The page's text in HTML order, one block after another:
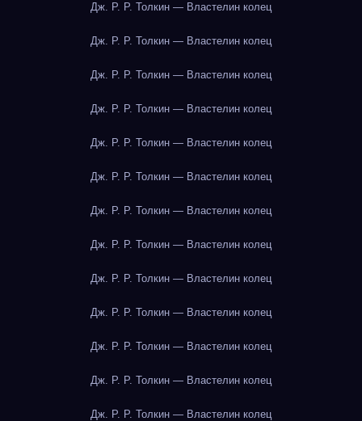
Дж. Р. Р. Толкин — Властелин колец
Дж. Р. Р. Толкин — Властелин колец
Дж. Р. Р. Толкин — Властелин колец
Дж. Р. Р. Толкин — Властелин колец
Дж. Р. Р. Толкин — Властелин колец
Дж. Р. Р. Толкин — Властелин колец
Дж. Р. Р. Толкин — Властелин колец
Дж. Р. Р. Толкин — Властелин колец
Дж. Р. Р. Толкин — Властелин колец
Дж. Р. Р. Толкин — Властелин колец
Дж. Р. Р. Толкин — Властелин колец
Дж. Р. Р. Толкин — Властелин колец
Дж. Р. Р. Толкин — Властелин колец